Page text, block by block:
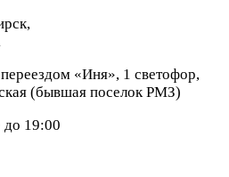
«Иня», 1 светофор,
(бывшая поселок РМЗ)
до 19:00